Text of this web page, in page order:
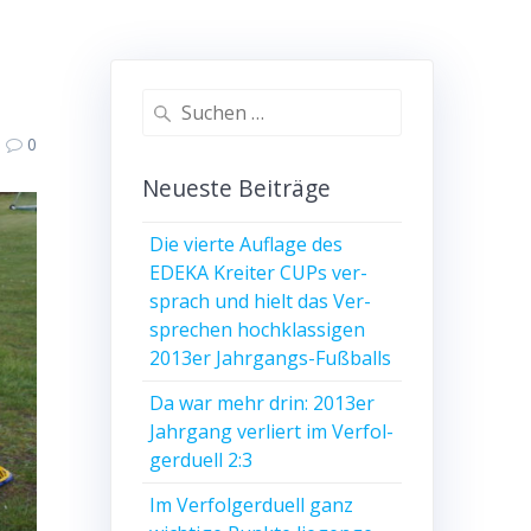
0
Suche
Neu­es­te Beiträge
Die vier­te Auf­la­ge des
EDEKA Krei­ter CUPs ver­
sprach und hielt das Ver­
spre­chen hoch­klas­si­gen
2013er Jahrgangs-Fußballs
Da war mehr drin: 2013er
Jahr­gang ver­liert im Ver­fol­
ger­du­ell 2:3
Im Ver­fol­ger­du­ell ganz